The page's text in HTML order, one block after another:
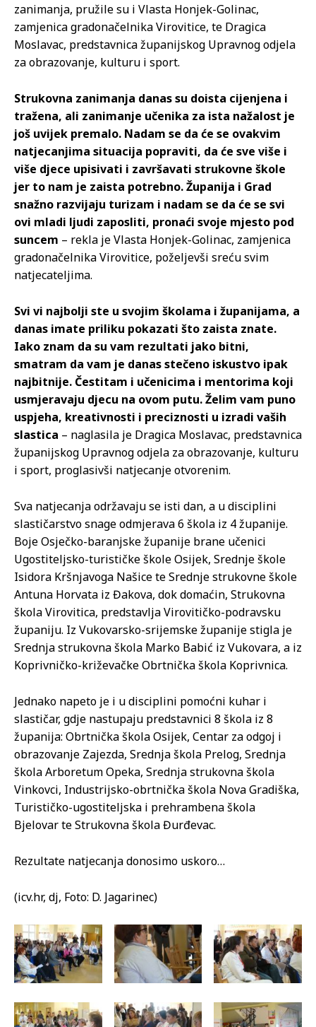
zanimanja, pružile su i Vlasta Honjek-Golinac,
zamjenica gradonačelnika Virovitice, te Dragica
Moslavac, predstavnica županijskog Upravnog odjela
za obrazovanje, kulturu i sport.
Strukovna zanimanja danas su doista cijenjena i
tražena, ali zanimanje učenika za ista nažalost je
još uvijek premalo. Nadam se da će se ovakvim
natjecanjima situacija popraviti, da će sve više i
više djece upisivati i završavati strukovne škole
jer to nam je zaista potrebno. Županija i Grad
snažno razvijaju turizam i nadam se da će se svi
ovi mladi ljudi zaposliti, pronaći svoje mjesto pod
suncem – rekla je Vlasta Honjek-Golinac, zamjenica
gradonačelnika Virovitice, poželjevši sreću svim
natjecateljima.
Svi vi najbolji ste u svojim školama i županijama, a
danas imate priliku pokazati što zaista znate.
Iako znam da su vam rezultati jako bitni,
smatram da vam je danas stečeno iskustvo ipak
najbitnije. Čestitam i učenicima i mentorima koji
usmjeravaju djecu na ovom putu. Želim vam puno
uspjeha, kreativnosti i preciznosti u izradi vaših
slastica – naglasila je Dragica Moslavac, predstavnica
županijskog Upravnog odjela za obrazovanje, kulturu
i sport, proglasivši natjecanje otvorenim.
Sva natjecanja održavaju se isti dan, a u disciplini
slastičarstvo snage odmjerava 6 škola iz 4 županije.
Boje Osječko-baranjske županije brane učenici
Ugostiteljsko-turističke škole Osijek, Srednje škole
Isidora Kršnjavoga Našice te Srednje strukovne škole
Antuna Horvata iz Đakova, dok domaćin, Strukovna
škola Virovitica, predstavlja Virovitičko-podravsku
županiju. Iz Vukovarsko-srijemske županije stigla je
Srednja strukovna škola Marko Babić iz Vukovara, a iz
Koprivničko-križevačke Obrtnička škola Koprivnica.
Jednako napeto je i u disciplini pomoćni kuhar i
slastičar, gdje nastupaju predstavnici 8 škola iz 8
županija: Obrtnička škola Osijek, Centar za odgoj i
obrazovanje Zajezda, Srednja škola Prelog, Srednja
škola Arboretum Opeka, Srednja strukovna škola
Vinkovci, Industrijsko-obrtnička škola Nova Gradiška,
Turističko-ugostiteljska i prehrambena škola
Bjelovar te Strukovna škola Đurđevac.
Rezultate natjecanja donosimo uskoro…
(icv.hr, dj, Foto: D. Jagarinec)